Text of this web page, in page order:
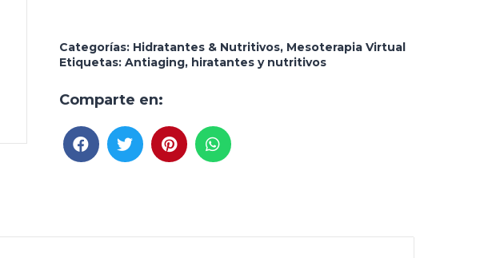
Categorías: Hidratantes & Nutritivos, Mesoterapia Virtual
Etiquetas: Antiaging, hiratantes y nutritivos
Comparte en: